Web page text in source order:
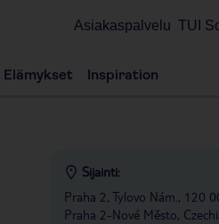
Asiakaspalvelu TUI
Elämykset Inspiration
Sijainti:
Praha 2, Tylovo Nám., 120
Praha 2-Nové Město,